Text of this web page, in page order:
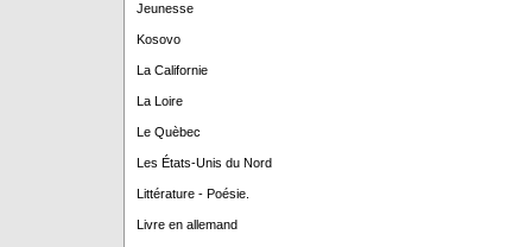
Jeunesse
Kosovo
La Californie
La Loire
Le Quèbec
Les États-Unis du Nord
Littérature - Poésie.
Livre en allemand